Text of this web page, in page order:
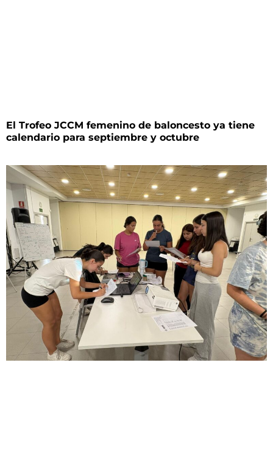
El Trofeo JCCM femenino de baloncesto ya tiene
calendario para septiembre y octubre